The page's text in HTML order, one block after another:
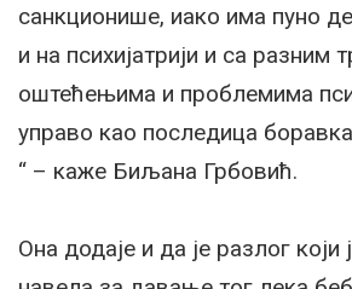
санкционише, иако има пуно
и на психијатрији и са разним
оштећењима и проблемима
управо као последица
“ – каже Биљана Грбовић.
Она додаје и да је разлог који